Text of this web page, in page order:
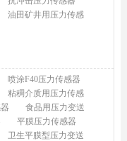
油田矿井用压力传感
喷涂F40压力传感器
粘稠介质用压力传感
食品用压力变送
平膜压力传感器
卫生平膜型压力变送